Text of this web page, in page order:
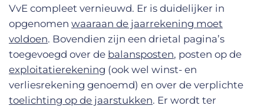
VvE compleet vernieuwd. Er is duidelijker in
opgenomen waaraan de jaarrekening moet
voldoen. Bovendien zijn een drietal pagina’s
toegevoegd over de balansposten, posten op de
exploitatierekening (ook wel winst- en
verliesrekening genoemd) en over de verplichte
toelichting op de jaarstukken. Er wordt ter